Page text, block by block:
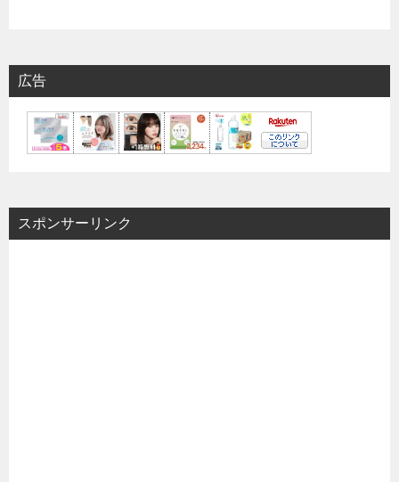
広告
スポンサーリンク